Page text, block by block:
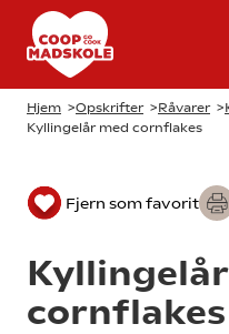
Hjem >Opskrifter >Råvarer >
Kyllingelår med cornflakes
Fjern som favorit
cornflakes